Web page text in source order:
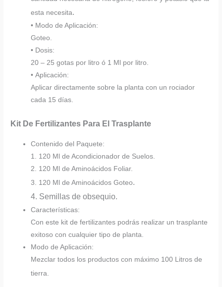
esta necesita.
• Modo de Aplicación:
Goteo.
• Dosis:
20 – 25 gotas por litro ó 1 Ml por litro.
• Aplicación:
Aplicar directamente sobre la planta con un rociador
cada 15 días.
Kit De Fertilizantes Para El Trasplante
Contenido del Paquete:
1. 120 Ml de Acondicionador de Suelos.
2. 120 Ml de Aminoácidos Foliar.
3. 120 Ml de Aminoácidos Goteo.
4. Semillas de obsequio.
Características:
Con este kit de fertilizantes podrás realizar un trasplante
exitoso con cualquier tipo de planta.
Modo de Aplicación:
Mezclar todos los productos con máximo 100 Litros de
tierra.